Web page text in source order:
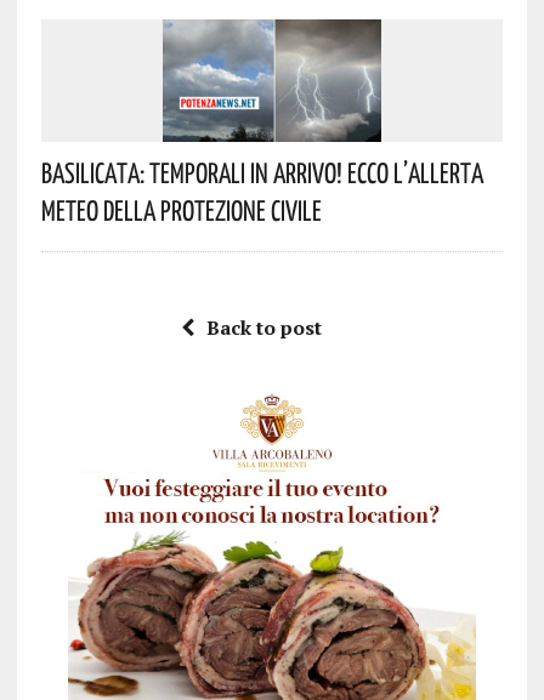
Basilicata: Temporali In Arrivo! Ecco L’allerta
Meteo Della Protezione Civile
Back to post